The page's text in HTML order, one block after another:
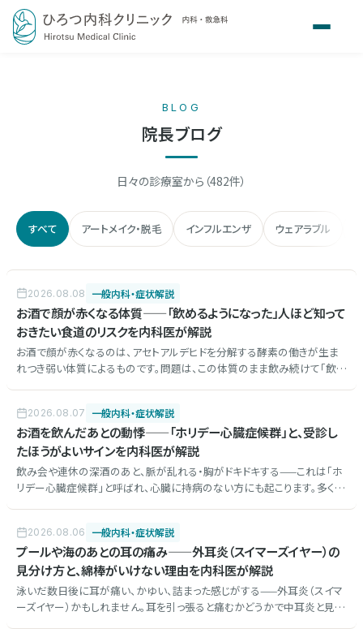
BLOG
院長ブログ
日々の診療室から（482件）
すべて アートメイク・脱毛 インフルエンザ ウェアラブル
2026.08.08 一般内科・症状解説
お酒で顔が赤くなる体質——「飲めるようになった」人ほど知って
おきたい食道のリスクを内科医が解説
お酒で顔が赤くなるのは、アセトアルデヒドを分解する酵素の働きが生ま
れつき弱い体質によるものです。問題は、この体質のまま飲み続けて「飲め
します。
2026.08.07 一般内科・症状解説
お酒を飲んだあとの動悸——「ホリデー心臓症候群」と、受診し
たほうがよいサインを内科医が解説
飲み会や連休の深酒のあと、脈が乱れる・胸がドキドキする——これは「ホ
リデー心臓症候群」と呼ばれ、心臓に持病のない方にも起こります。多くは
ます。2026.08.06 一般内科・症状解説
プールや海のあとの耳の痛み——外耳炎（スイマーズイヤー）の
見分け方と、綿棒がいけない理由を内科医が解説
泳いだ数日後に耳が痛い、かゆい、詰まった感じがする——外耳炎（スイマ
ーズイヤー）かもしれません。耳を引っ張ると痛むかどうかで中耳炎と見分